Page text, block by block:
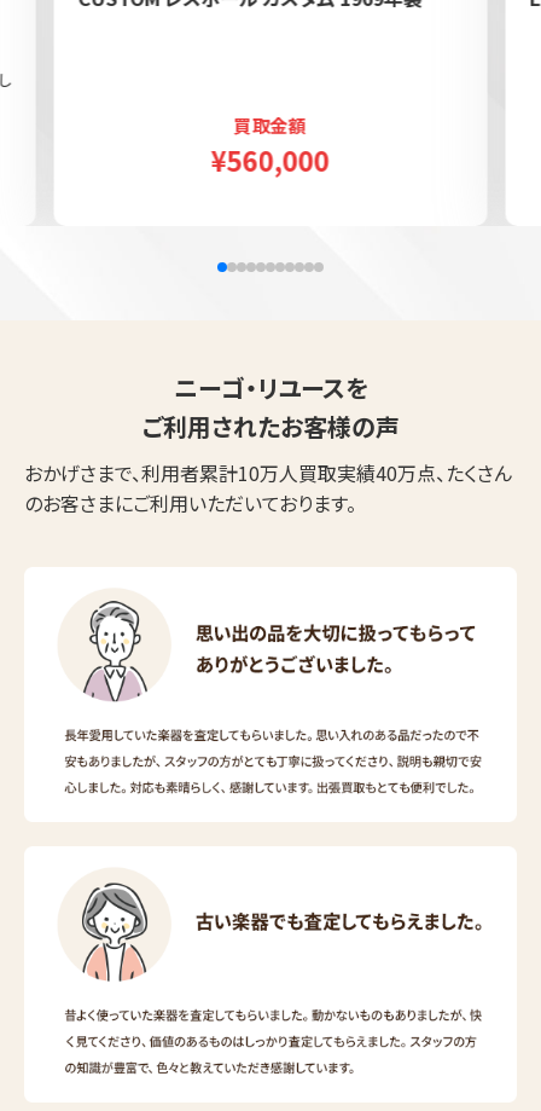
買取金額
¥560,000
ニーゴ・リユースを
ご利用されたお客様の声
おかげさまで、利用者累計10万人買取実績40万点、たくさん
のお客さまにご利用いただいております。